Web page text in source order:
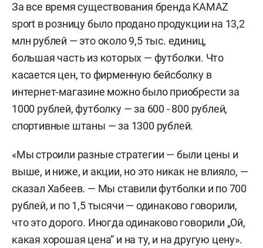
За все время существования бренда KAMAZ
sport в розницу было продано продукции на 13,2
млн рублей — это около 9,5 тыс. единиц,
большая часть из которых — футболки. Что
касается цен, то фирменную бейсболку в
интернет-магазине можно было приобрести за
1000 рублей, футболку — за 600 - 800 рублей,
спортивные штаны — за 1300 рублей.
«Мы строили разные стратегии — были цены и
выше, и ниже, и акции, но это никак не влияло, —
сказал Хабеев. — Мы ставили футболки и по 700
рублей, и по 1,5 тысячи — одинаково говорили,
что это дорого. Иногда одинаково говорили „Ой,
какая хорошая цена“ и на ту, и на другую цену».